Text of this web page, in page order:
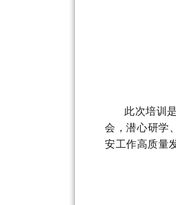
此次培训
会，潜心研学
安工作高质量